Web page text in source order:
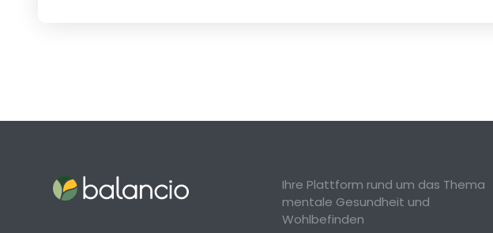
Ihre Plattform rund um das Thema
mentale Gesundheit und
Wohlbefinden